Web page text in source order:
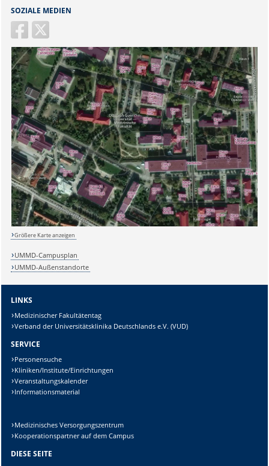
Sicherheitsabfrage:
Lösung:
SOZIALE MEDIEN
Größere Karte anzeigen
UMMD-Campusplan
UMMD-Außenstandorte
LINKS
Medizinischer Fakultätentag
Verband der Universitätsklinika Deutschlands e.V. (VUD)
SERVICE
Personensuche
Kliniken/Institute/Einrichtungen
Veranstaltungskalender
Informationsmaterial
Medizinisches Versorgungszentrum
Kooperationspartner auf dem Campus
DIESE SEITE